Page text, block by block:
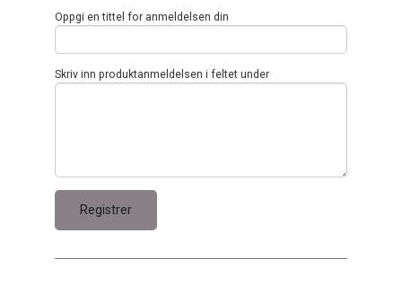
Oppgi en tittel for anmeldelsen din
Skriv inn produktanmeldelsen i feltet under